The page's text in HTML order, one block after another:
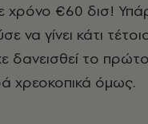
χρόνο €60 δισ!
να γίνει κάτι
δανεισθεί το
χρεοκοπικά όμως.